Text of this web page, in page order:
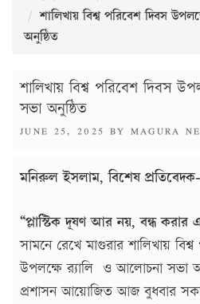
শালিখায় বিশ্ব পরিবেশ দিবস
অনুষ্ঠিত
শালিখায় বিশ্ব পরিবেশ দিবস
সভা অনুষ্ঠিত
POSTED
JUNE 25, 2025 BY MAGURA
মনিরুল ইসলাম, বিশেষ প্রতিবেদক-
“প্লাস্টিক দূষণ আর নয়, বন্ধ
সামনে রেখে মাগুরার শালিখায়
উপলক্ষে র‍্যালি ও আলোচনা সভা
প্রশাসন আয়োজিত আজ বুধবার